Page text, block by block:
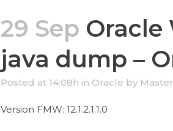
29 Sep Oracle
java dump –
Posted at 14:08h in Oracle by
Version FMW: 12.1.2.1.1.0